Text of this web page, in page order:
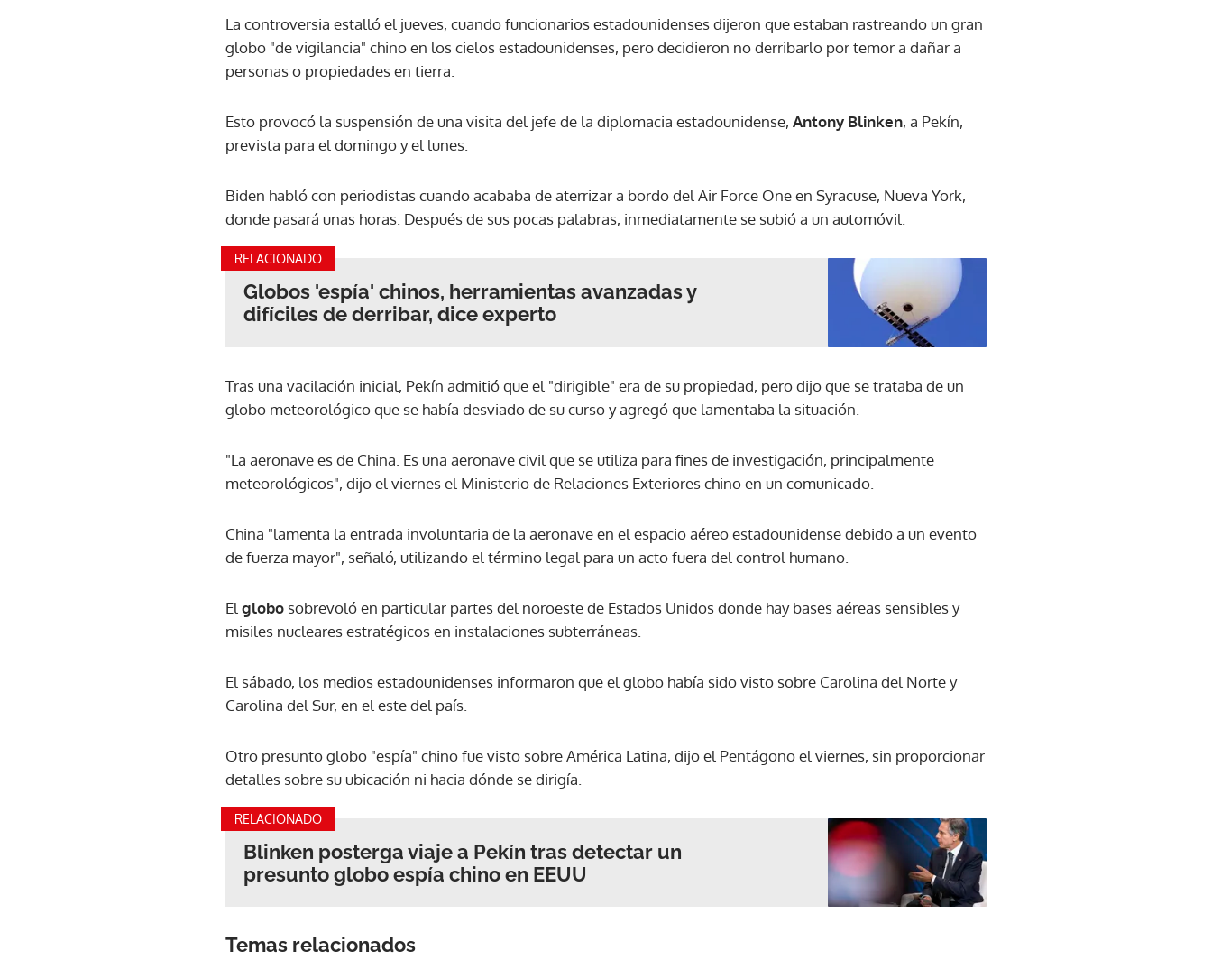
Gracias por suscribirte a nuestro boletín.
La controversia estalló el jueves, cuando funcionarios estadounidenses dijeron que estaban rastreando un gran
globo "de vigilancia" chino en los cielos estadounidenses, pero decidieron no derribarlo por temor a dañar a
personas o propiedades en tierra.
Esto provocó la suspensión de una visita del jefe de la diplomacia estadounidense, Antony Blinken, a Pekín,
prevista para el domingo y el lunes.
Biden habló con periodistas cuando acababa de aterrizar a bordo del Air Force One en Syracuse, Nueva York,
donde pasará unas horas. Después de sus pocas palabras, inmediatamente se subió a un automóvil.
RELACIONADO
Globos 'espía' chinos, herramientas avanzadas y
difíciles de derribar, dice experto
Tras una vacilación inicial, Pekín admitió que el "dirigible" era de su propiedad, pero dijo que se trataba de un
globo meteorológico que se había desviado de su curso y agregó que lamentaba la situación.
"La aeronave es de China. Es una aeronave civil que se utiliza para fines de investigación, principalmente
meteorológicos", dijo el viernes el Ministerio de Relaciones Exteriores chino en un comunicado.
China "lamenta la entrada involuntaria de la aeronave en el espacio aéreo estadounidense debido a un evento
de fuerza mayor", señaló, utilizando el término legal para un acto fuera del control humano.
El globo sobrevoló en particular partes del noroeste de Estados Unidos donde hay bases aéreas sensibles y
misiles nucleares estratégicos en instalaciones subterráneas.
El sábado, los medios estadounidenses informaron que el globo había sido visto sobre Carolina del Norte y
Carolina del Sur, en el este del país.
Otro presunto globo "espía" chino fue visto sobre América Latina, dijo el Pentágono el viernes, sin proporcionar
detalles sobre su ubicación ni hacia dónde se dirigía.
RELACIONADO
Blinken posterga viaje a Pekín tras detectar un
presunto globo espía chino en EEUU
Temas relacionados